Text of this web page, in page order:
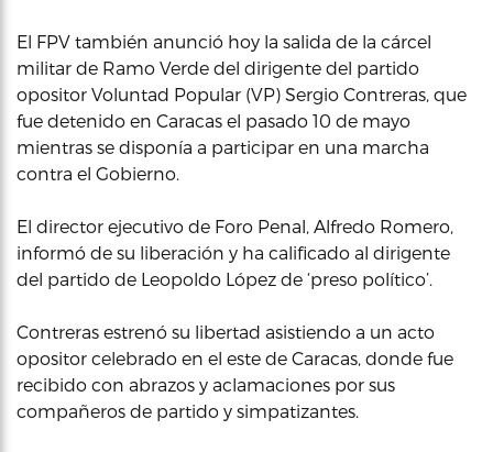
El FPV también anunció hoy la salida de la cárcel
militar de Ramo Verde del dirigente del partido
opositor Voluntad Popular (VP) Sergio Contreras, que
fue detenido en Caracas el pasado 10 de mayo
mientras se disponía a participar en una marcha
contra el Gobierno.
El director ejecutivo de Foro Penal, Alfredo Romero,
informó de su liberación y ha calificado al dirigente
del partido de Leopoldo López de ‘preso político’.
Contreras estrenó su libertad asistiendo a un acto
opositor celebrado en el este de Caracas, donde fue
recibido con abrazos y aclamaciones por sus
compañeros de partido y simpatizantes.